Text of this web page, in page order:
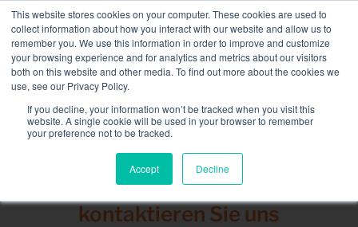
This website stores cookies on your computer. These cookies are used to
collect information about how you interact with our website and allow us to
remember you. We use this information in order to improve and customize
your browsing experience and for analytics and metrics about our visitors
both on this website and other media. To find out more about the cookies we
use, see our Privacy Policy.
If you decline, your information won’t be tracked when you visit this
website. A single cookie will be used in your browser to remember
your preference not to be tracked.
Accept Decline
content
NEUE FLOTTE: 3,5 MW / MVA-Ladebänke verfügbar,
weitere Informationen finden Sie hier.
KONTAKT
Toggle
Dienstleistungen
Sektoren und Lösungen
Das Unternehmenkontaktieren Sie uns